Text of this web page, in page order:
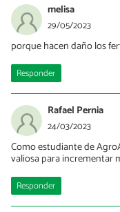
melisa
29/05/2023
porque hacen daño los
Responder
Rafael Pernia
24/03/2023
Como estudiante de
valiosa para incrementar
Responder